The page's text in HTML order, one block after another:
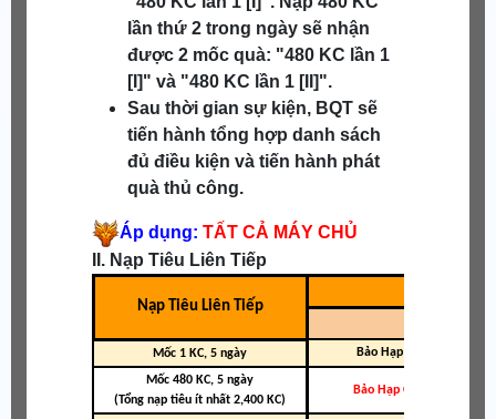
lần thứ 2 trong ngày sẽ nhận
được 2 mốc quà: "480 KC lần 1
[I]" và "480 KC lần 1 [II]".
Sau thời gian sự kiện, BQT sẽ
tiến hành tổng hợp danh sách
đủ điều kiện và tiến hành phát
quà thủ công.
Áp dụng:TẤT CẢ MÁY CHỦ
II. Nạp Tiêu Liên Tiếp
Nạp Tiêu Liên Tiếp
Mốc 1 KC, 5 ngày Bảo Hạp Ngự Sơ Thiên S
Mốc 480 KC, 5 ngày
(Tổng nạp tiêu ít nhất 2,400 KC)
Bảo Hạp Chu Ma (Nhẫn) A